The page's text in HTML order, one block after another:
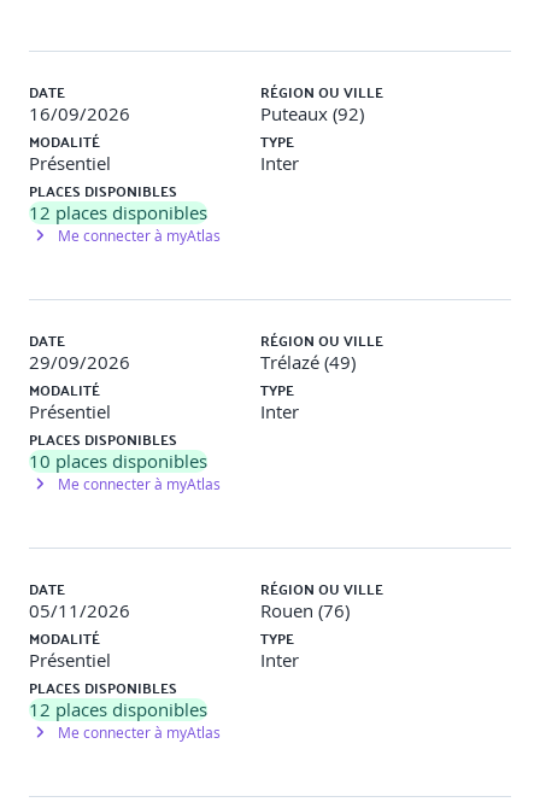
DATE
16/09/2026
RÉGION OU VILLE
Puteaux (92)
MODALITÉ
Présentiel
TYPE
Inter
PLACES DISPONIBLES
12 places disponibles
Me connecter à myAtlas
DATE
29/09/2026
RÉGION OU VILLE
Trélazé (49)
MODALITÉ
Présentiel
TYPE
Inter
PLACES DISPONIBLES
10 places disponibles
Me connecter à myAtlas
DATE
05/11/2026
RÉGION OU VILLE
Rouen (76)
MODALITÉ
Présentiel
TYPE
Inter
PLACES DISPONIBLES
12 places disponibles
Me connecter à myAtlas